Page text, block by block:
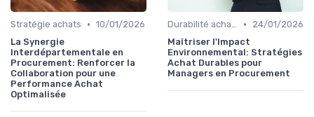
Stratégie achats • 10/01/2026
La Synergie
Interdépartementale en
Procurement: Renforcer la
Collaboration pour une
Performance Achat
Optimalisée
Durabilité achats •
24/01/2026
Maîtriser l'Impact
Environnemental: Stratégies
Achat Durables pour
Managers en Procurement